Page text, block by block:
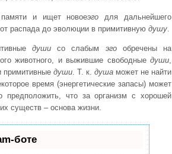
и ищет новоеэго для дальнейшего
распада до эволюции в примитивную душу.
душисо слабым эгообречены на
животного, и выжившие свободные души,
примитивные души. Т. к. душаможет не найти
время (энергетические запасы) может
что за организм с хорошей
существ – основа жизни.
боте